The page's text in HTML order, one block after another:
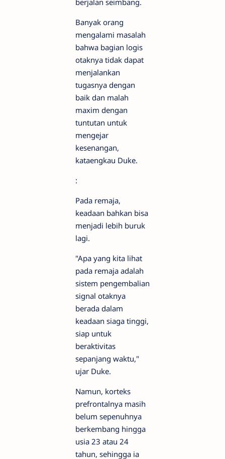
Banyak orang
mengalami masalah
bahwa bagian logis
otaknya tidak dapat
menjalankan
tugasnya dengan
baik dan malah
maxim dengan
tuntutan untuk
mengejar
kesenangan,
kataengkau Duke.
:
Pada remaja,
keadaan bahkan bisa
menjadi lebih buruk
lagi.
"Apa yang kita lihat
pada remaja adalah
sistem pengembalian
signal otaknya
berada dalam
keadaan siaga tinggi,
siap untuk
beraktivitas
sepanjang waktu,"
ujar Duke.
Namun, korteks
prefrontalnya masih
belum sepenuhnya
berkembang hingga
usia 23 atau 24
tahun, sehingga ia